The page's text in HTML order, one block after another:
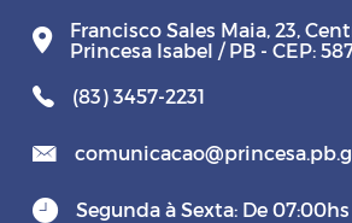
Francisco Sales Maia, 23,
Princesa Isabel / PB - CEP:
(83) 3457-2231
Segunda à Sexta: De 07:00hs